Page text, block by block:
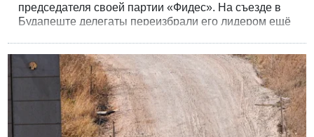
председателя своей партии «Фидес». На съезде в
Будапеште делегаты переизбрали его лидером ещё